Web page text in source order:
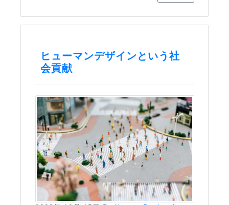
ヒューマンデザインという社
会貢献